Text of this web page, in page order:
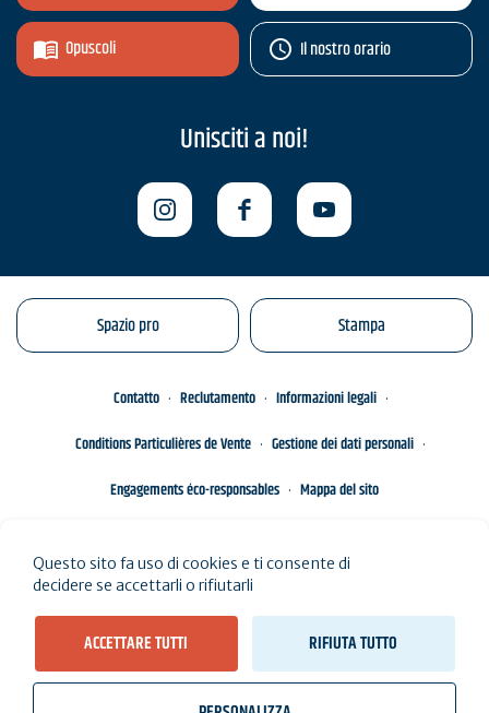
Opuscoli Il nostro orario
Unisciti a noi!
Spazio pro Stampa
Contatto Reclutamento
Informazioni legali
Conditions Particulières de Vente
Gestione dei dati personali
Engagements éco-responsables
Mappa del sito
Questo sito fa uso di cookies e ti consente di
decidere se accettarli o rifiutarli
ACCETTARE TUTTI RIFIUTA TUTTO